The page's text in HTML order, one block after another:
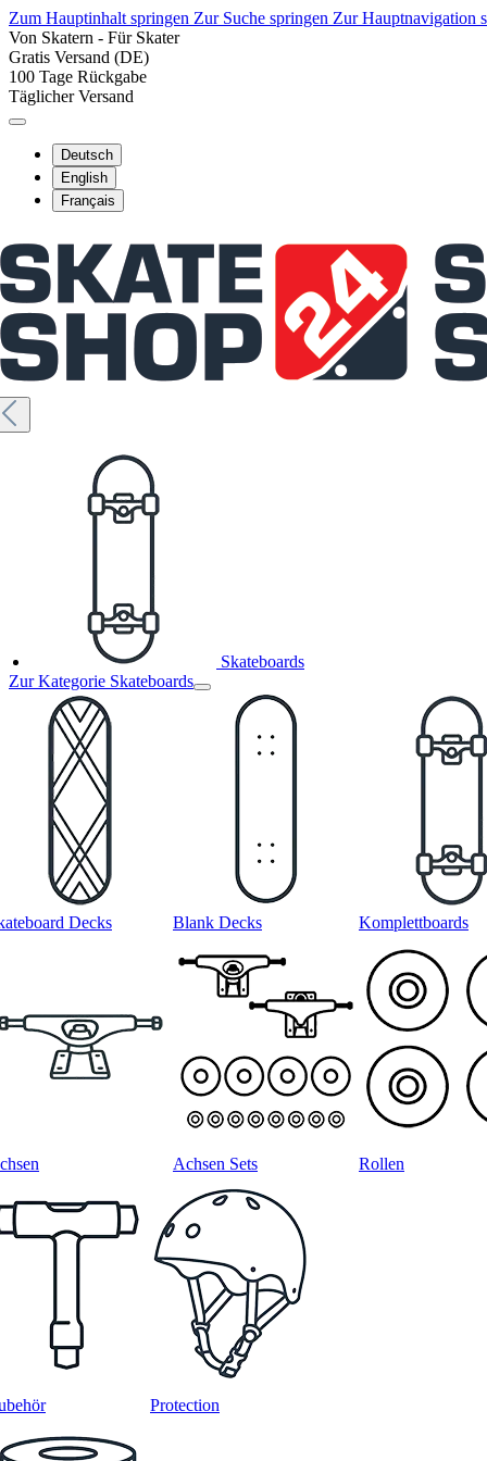
Zum Hauptinhalt springen Zur Suche springen Zur Hauptnavigation
Von Skatern - Für Skater
Gratis Versand (DE)
100 Tage Rückgabe
Täglicher Versand
Deutsch
English
Français
Skateboards
Zur Kategorie Skateboards
Decks Blank Decks Komplettboards
Achsen Sets Rollen
Protection